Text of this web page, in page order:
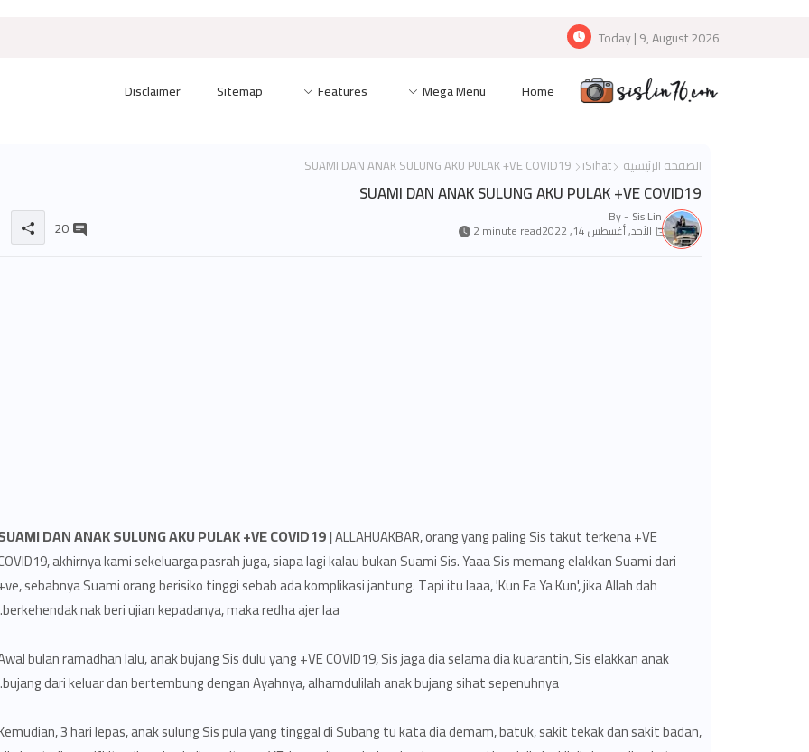
Today | 9, August 2026
Home
Mega Menu
Features
Sitemap
Disclaimer
الصفحة الرئيسية iSihat
SUAMI DAN ANAK SULUNG AKU PULAK +VE COVID19
SUAMI DAN ANAK SULUNG AKU PULAK +VE COVID19
By - Sis Lin
الأحد, أغسطس 14, 2022 2 minute read
20
DAN ANAK SULUNG AKU PULAK +VE COVID19 |ALLAHUAKBAR, orang yang paling Sis takut terkena +VE
akhirnya kami sekeluarga pasrah juga, siapa lagi kalau bukan Suami Sis. Yaaa Sis memang elakkan Suami dari
sebabnya Suami orang berisiko tinggi sebab ada komplikasi jantung. Tapi itu laaa, 'Kun Fa Ya Kun', jika Allah dah
berkehendak nak beri ujian kepadanya, maka redha ajer laa.
bulan ramadhan lalu, anak bujang Sis dulu yang +VE COVID19, Sis jaga dia selama dia kuarantin, Sis elakkan anak
bujang dari keluar dan bertembung dengan Ayahnya, alhamdulilah anak bujang sihat sepenuhnya.
3 hari lepas, anak sulung Sis pula yang tinggal di Subang tu kata dia demam, batuk, sakit tekak dan sakit badan,